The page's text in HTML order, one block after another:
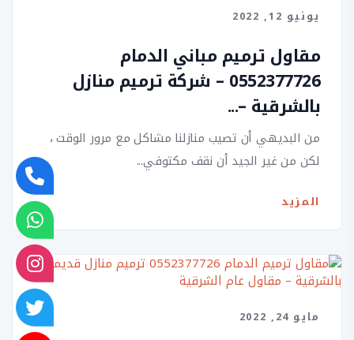
يونيو 12, 2022
مقاول ترميم مباني الدمام
0552377726 – شركة ترميم منازل
بالشرقية –...
من البديهي أن تصيب منازلنا مشاكل مع مرور الوقت ،
لكن من غير الجيد أن نقف مكتوفي...
المزيد
مايو 24, 2022